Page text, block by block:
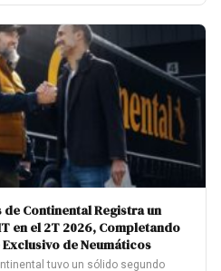
Continental Registra un
en el 2T 2026, Completando
de Neumáticos
tuvo un sólido segundo